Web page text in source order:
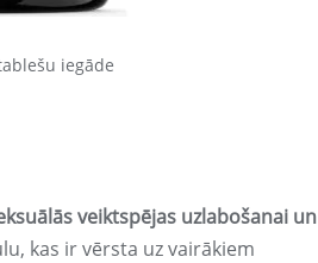
iegāde
veiktspējas uzlabošanai un
kas ir vērsta uz vairākiem